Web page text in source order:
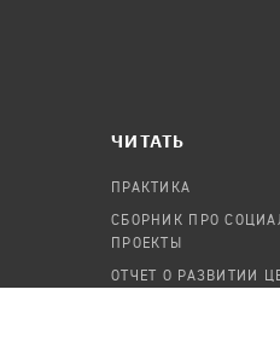
ЧИТАТЬ
ПРАКТИКА
СБОРНИК ПРО
ПРОЕКТЫ
ОТЧЕТ О РАЗВИТИИ